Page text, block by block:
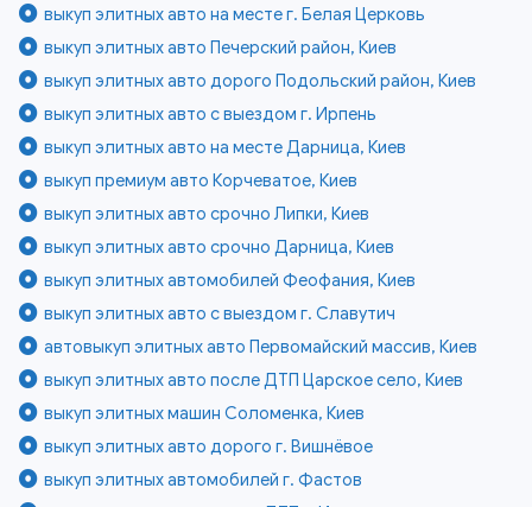
выкуп элитных авто на месте г. Белая Церковь
выкуп элитных авто Печерский район, Киев
выкуп элитных авто дорого Подольский район, Киев
выкуп элитных авто с выездом г. Ирпень
выкуп элитных авто на месте Дарница, Киев
выкуп премиум авто Корчеватое, Киев
выкуп элитных авто срочно Липки, Киев
выкуп элитных авто срочно Дарница, Киев
выкуп элитных автомобилей Феофания, Киев
выкуп элитных авто с выездом г. Славутич
автовыкуп элитных авто Первомайский массив, Киев
выкуп элитных авто после ДТП Царское село, Киев
выкуп элитных машин Соломенка, Киев
выкуп элитных авто дорого г. Вишнёвое
выкуп элитных автомобилей г. Фастов